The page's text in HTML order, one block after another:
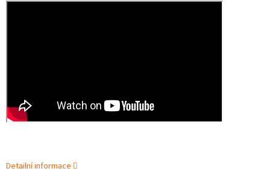
Detailní informace